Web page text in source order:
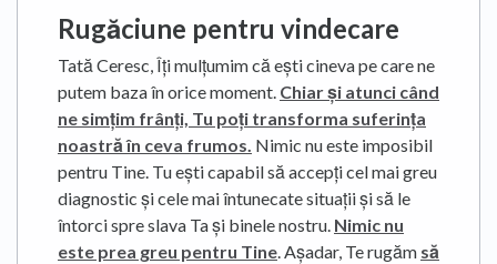
Rugăciune pentru vindecare
Tată Ceresc, Îți mulțumim că ești cineva pe care ne
putem baza în orice moment. Chiar și atunci când
ne simțim frânți, Tu poți transforma suferința
noastră în ceva frumos. Nimic nu este imposibil
pentru Tine. Tu ești capabil să accepți cel mai greu
diagnostic și cele mai întunecate situații și să le
întorci spre slava Ta și binele nostru. Nimic nu
este prea greu pentru Tine. Așadar, Te rugăm să